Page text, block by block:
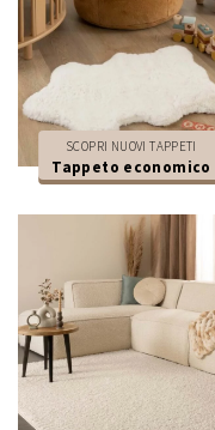
SCOPRI NUOVI TAPPETI
Tappeto economico